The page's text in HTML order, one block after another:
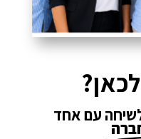
לשיחה עם אחד